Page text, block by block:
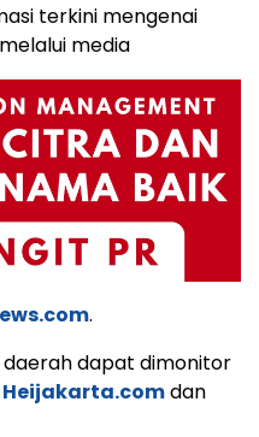
terkini mengenai
media
.
dapat dimonitor
Heijakarta.comdan